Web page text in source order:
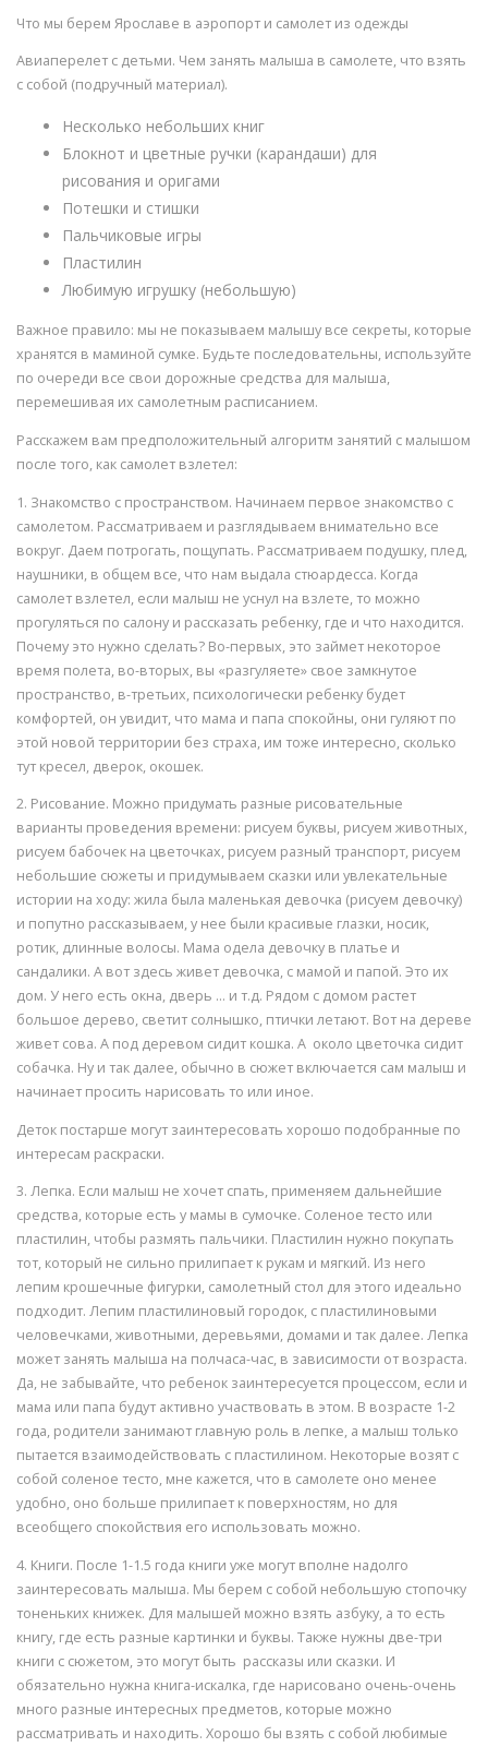
Что мы берем Ярославе в аэропорт и самолет из одежды
Авиаперелет с детьми. Чем занять малыша в самолете, что взять
с собой (подручный материал).
Несколько небольших книг
Блокнот и цветные ручки (карандаши) для
рисования и оригами
Потешки и стишки
Пальчиковые игры
Пластилин
Любимую игрушку (небольшую)
Важное правило: мы не показываем малышу все секреты, которые
хранятся в маминой сумке. Будьте последовательны, используйте
по очереди все свои дорожные средства для малыша,
перемешивая их самолетным расписанием.
Расскажем вам предположительный алгоритм занятий с малышом
после того, как самолет взлетел:
1. Знакомство с пространством. Начинаем первое знакомство с
самолетом. Рассматриваем и разглядываем внимательно все
вокруг. Даем потрогать, пощупать. Рассматриваем подушку, плед,
наушники, в общем все, что нам выдала стюардесса. Когда
самолет взлетел, если малыш не уснул на взлете, то можно
прогуляться по салону и рассказать ребенку, где и что находится.
Почему это нужно сделать? Во-первых, это займет некоторое
время полета, во-вторых, вы «разгуляете» свое замкнутое
пространство, в-третьих, психологически ребенку будет
комфортей, он увидит, что мама и папа спокойны, они гуляют по
этой новой территории без страха, им тоже интересно, сколько
тут кресел, дверок, окошек.
2. Рисование. Можно придумать разные рисовательные
варианты проведения времени: рисуем буквы, рисуем животных,
рисуем бабочек на цветочках, рисуем разный транспорт, рисуем
небольшие сюжеты и придумываем сказки или увлекательные
истории на ходу: жила была маленькая девочка (рисуем девочку)
и попутно рассказываем, у нее были красивые глазки, носик,
ротик, длинные волосы. Мама одела девочку в платье и
сандалики. А вот здесь живет девочка, с мамой и папой. Это их
дом. У него есть окна, дверь … и т.д. Рядом с домом растет
большое дерево, светит солнышко, птички летают. Вот на дереве
живет сова. А под деревом сидит кошка. А около цветочка сидит
собачка. Ну и так далее, обычно в сюжет включается сам малыш и
начинает просить нарисовать то или иное.
Деток постарше могут заинтересовать хорошо подобранные по
интересам раскраски.
3. Лепка. Если малыш не хочет спать, применяем дальнейшие
средства, которые есть у мамы в сумочке. Соленое тесто или
пластилин, чтобы размять пальчики. Пластилин нужно покупать
тот, который не сильно прилипает к рукам и мягкий. Из него
лепим крошечные фигурки, самолетный стол для этого идеально
подходит. Лепим пластилиновый городок, с пластилиновыми
человечками, животными, деревьями, домами и так далее. Лепка
может занять малыша на полчаса-час, в зависимости от возраста.
Да, не забывайте, что ребенок заинтересуется процессом, если и
мама или папа будут активно участвовать в этом. В возрасте 1-2
года, родители занимают главную роль в лепке, а малыш только
пытается взаимодействовать с пластилином. Некоторые возят с
собой соленое тесто, мне кажется, что в самолете оно менее
удобно, оно больше прилипает к поверхностям, но для
всеобщего спокойствия его использовать можно.
4. Книги. После 1-1.5 года книги уже могут вполне надолго
заинтересовать малыша. Мы берем с собой небольшую стопочку
тоненьких книжек. Для малышей можно взять азбуку, а то есть
книгу, где есть разные картинки и буквы. Также нужны две-три
книги с сюжетом, это могут быть рассказы или сказки. И
обязательно нужна книга-искалка, где нарисовано очень-очень
много разные интересных предметов, которые можно
рассматривать и находить. Хорошо бы взять с собой любимые